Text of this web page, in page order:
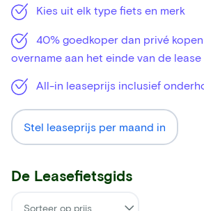
Kies uit elk type fiets en merk
40% goedkoper dan privé
overname aan het einde van de lease
All-in leaseprijs inclusief
Stel leaseprijs per maand in
De Leasefietsgids